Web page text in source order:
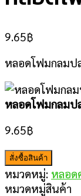
9.65฿
หลอดโฟมกลมป
หลอดโฟมกลมป
9.65฿
สั่งซื้อสินค้า
หมวดหมู่: หลอด
หมวดหมู่สินค้า